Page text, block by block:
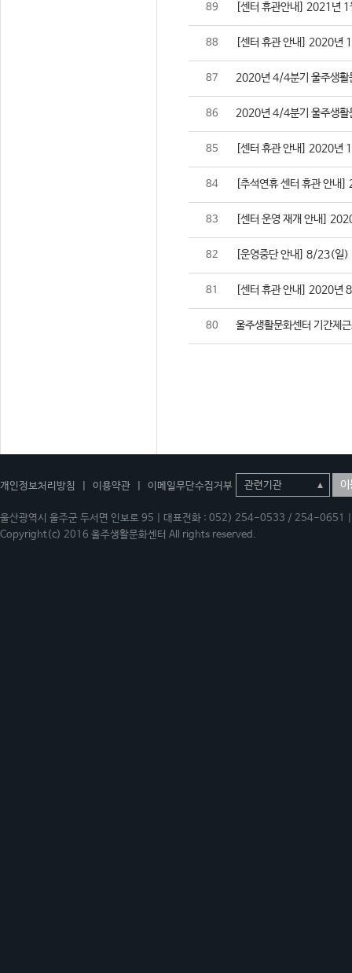
89 [센터 휴관안내] 2021년 1
88 [센터 휴관 안내] 2020년
87 2020년 4/4분기 울주생활
86 2020년 4/4분기 울주생활
85 [센터 휴관 안내] 2020년
84 [추석연휴 센터 휴관 안
83 [센터 운영 재개 안내]
82 [운영중단 안내] 8/23(일)
81 [센터 휴관 안내] 2020년
80 울주생활문화센터 기간제
개인정보처리방침 이용약관 이메일무단수집거부 이
울산광역시 울주군 두서면 인보로 95 | 대표전화 : 052) 254-0533 / 254-
Copyright(c) 2016 울주생활문화센터 All rights reserved.